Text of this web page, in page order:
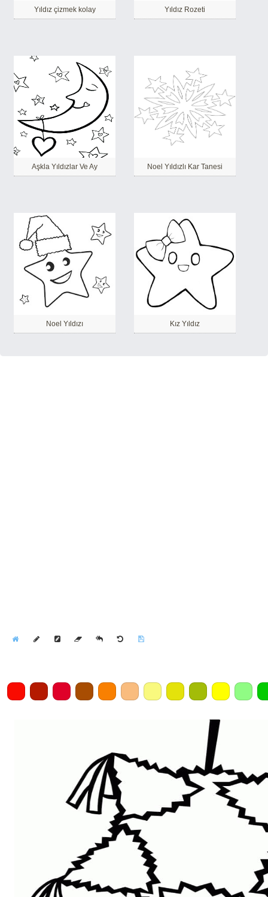
Yıldız çizmek kolay Yıldız Rozeti
Aşkla Yıldızlar Ve Ay Noel Yıldızlı Kar Tanesi
Noel Yıldızı Kız Yıldız